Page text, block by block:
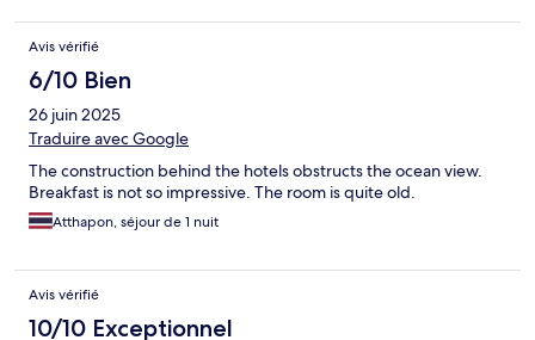
Scadente la colazione considerando il prezzo che fanno pagare
(18 euro a persona) e poi non funzionava la macchina del caffè e
per avere un caffè si doveva andare al bar dell'hotel pagando
nuovamente.
Avis vérifié
6/10 Bien
26 juin 2025
Traduire avec Google
The construction behind the hotels obstructs the ocean view.
Breakfast is not so impressive. The room is quite old.
Atthapon, séjour de 1 nuit
Avis vérifié
10/10 Exceptionnel